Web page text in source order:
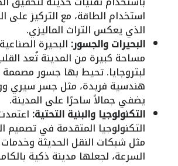
استخدام الطاقة، مع التركيز على
الذي يعكس التراث الماليزي.
البحيرات والجسور: البحيرة
مساحة كبيرة من المدينة تُعد
لبتروجايا. تحيط بها جسور مصممة
هندسية فريدة، مثل جسر سيري
يضفي جمالاً ساحرًا على المدينة.
التكنولوجيا والبنية التحتية:
التكنولوجيا المتقدمة في تصميم
مثل شبكات النقل الحديثة وخدمات
السرعة، لجعلها مدينة ذكية